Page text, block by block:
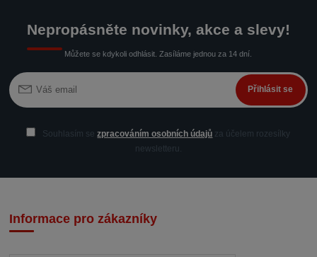
Nepropásněte novinky, akce a slevy!
Můžete se kdykoli odhlásit. Zasíláme jednou za 14 dní.
Přihlásit se
Souhlasím sezpracováním osobních údajů za účelem rozesílky
newsletteru.
Informace pro zákazníky